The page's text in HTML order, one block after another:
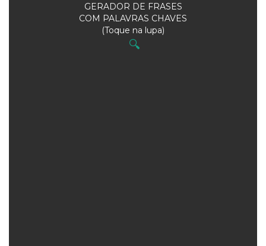
GERADOR DE FRASES
COM PALAVRAS CHAVES
(Toque na lupa)
🔍